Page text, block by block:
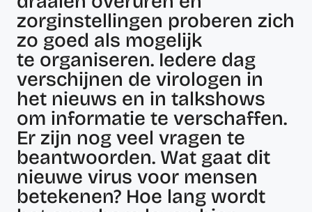
zorginstellingen proberen zich
zo goed als mogelijk
te organiseren. Iedere dag
verschijnen de virologen in
het nieuws en in talkshows
om informatie te verschaffen.
Er zijn nog veel vragen te
beantwoorden. Wat gaat dit
nieuwe virus voor mensen
betekenen? Hoe lang wordt